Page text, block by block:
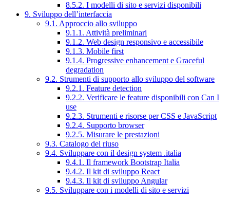
8.5.2. I modelli di sito e servizi disponibili
9. Sviluppo dell’interfaccia
9.1. Approccio allo sviluppo
9.1.1. Attività preliminari
9.1.2. Web design responsivo e accessibile
9.1.3. Mobile first
9.1.4. Progressive enhancement e Graceful
degradation
9.2. Strumenti di supporto allo sviluppo del software
9.2.1. Feature detection
9.2.2. Verificare le feature disponibili con Can I
use
9.2.3. Strumenti e risorse per CSS e JavaScript
9.2.4. Supporto browser
9.2.5. Misurare le prestazioni
9.3. Catalogo del riuso
9.4. Sviluppare con il design system .italia
9.4.1. Il framework Bootstrap Italia
9.4.2. Il kit di sviluppo React
9.4.3. Il kit di sviluppo Angular
9.5. Sviluppare con i modelli di sito e servizi